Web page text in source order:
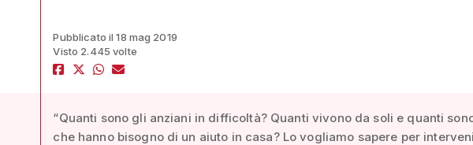
Pubblicato il 18 mag 2019
Visto 2.445 volte
“Quanti sono gli anziani in difficoltà? Quanti vivono da soli e quanti
che hanno bisogno di un aiuto in casa? Lo vogliamo sapere per